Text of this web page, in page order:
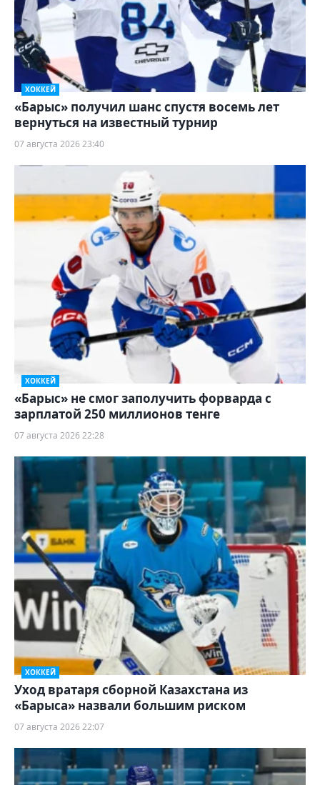
ХОККЕЙ
«Барыс» получил шанс спустя восемь лет
вернуться на известный турнир
07 августа 2026 23:40
ХОККЕЙ
«Барыс» не смог заполучить форварда с
зарплатой 250 миллионов тенге
07 августа 2026 22:28
ХОККЕЙ
Уход вратаря сборной Казахстана из
«Барыса» назвали большим риском
07 августа 2026 22:07